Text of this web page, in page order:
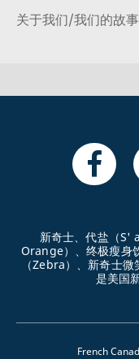
关于我们/我们的故事
新奇士、代盐（S'
Orange）、终极瘦身
（Zebra）、新奇士
是美国
French